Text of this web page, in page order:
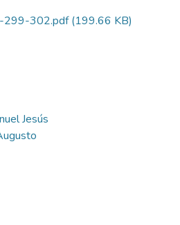
299-302.pdf(199.66 KB)
Jesús